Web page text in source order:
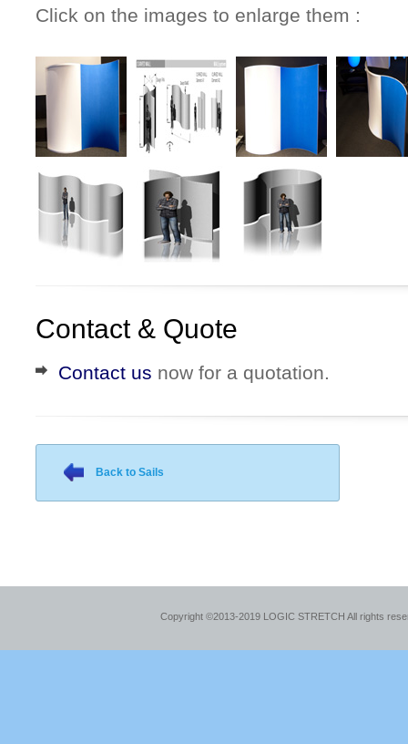
Click on the images to enlarge them :
Contact & Quote
Contact us now for a quotation.
Back to Sails
Copyright ©2013-2019 LOGIC STRETCH All rights